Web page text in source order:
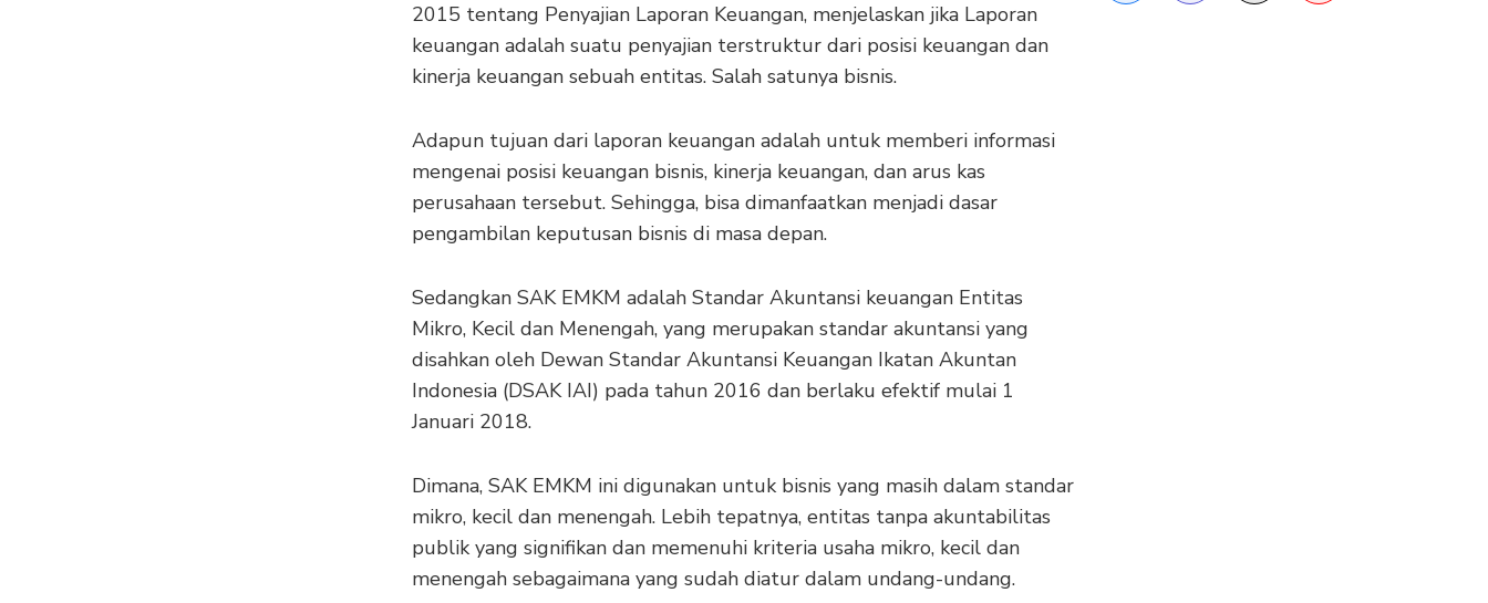
2015 tentang Penyajian Laporan Keuangan, menjelaskan jika Laporan
keuangan adalah suatu penyajian terstruktur dari posisi keuangan dan
kinerja keuangan sebuah entitas. Salah satunya bisnis.
Adapun tujuan dari laporan keuangan adalah untuk memberi informasi
mengenai posisi keuangan bisnis, kinerja keuangan, dan arus kas
perusahaan tersebut. Sehingga, bisa dimanfaatkan menjadi dasar
pengambilan keputusan bisnis di masa depan.
Sedangkan SAK EMKM adalah Standar Akuntansi keuangan Entitas
Mikro, Kecil dan Menengah, yang merupakan standar akuntansi yang
disahkan oleh Dewan Standar Akuntansi Keuangan Ikatan Akuntan
Indonesia (DSAK IAI) pada tahun 2016 dan berlaku efektif mulai 1
Januari 2018.
Dimana, SAK EMKM ini digunakan untuk bisnis yang masih dalam standar
mikro, kecil dan menengah. Lebih tepatnya, entitas tanpa akuntabilitas
publik yang signifikan dan memenuhi kriteria usaha mikro, kecil dan
menengah sebagaimana yang sudah diatur dalam undang-undang.